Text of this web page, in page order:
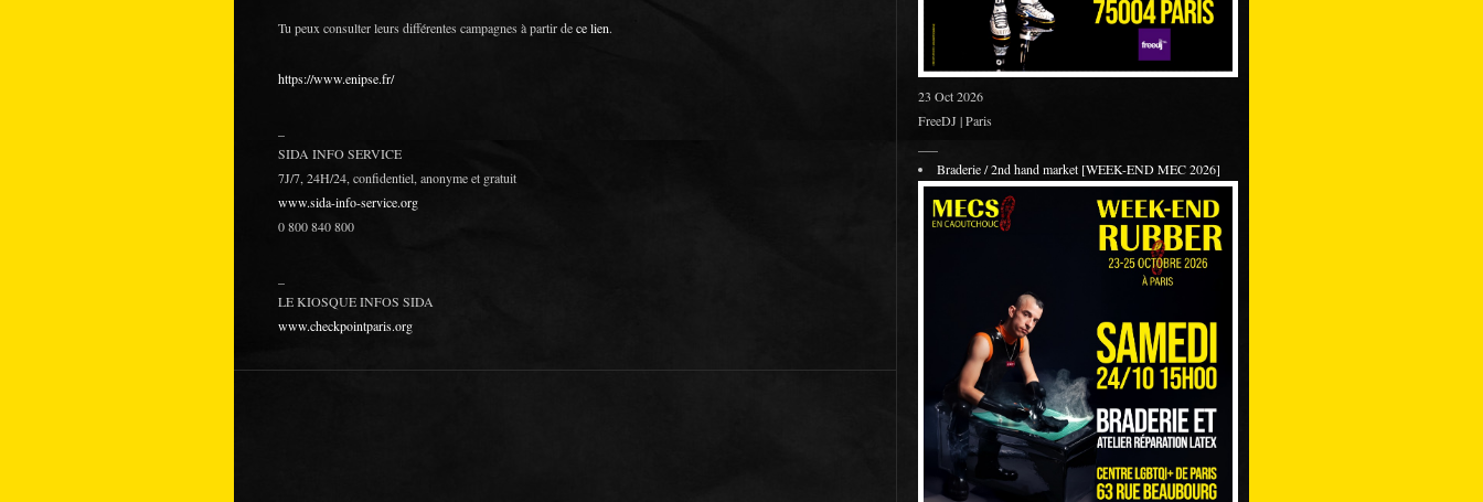
Tu peux consulter leurs différentes campagnes à partir dece lien.
https://www.enipse.fr/
SIDA INFO SERVICE
7J/7, 24H/24, confidentiel, anonyme et gratuit
www.sida-info-service.org
0 800 840 800
LE KIOSQUE INFOS SIDA
www.checkpointparis.org
23 Oct 2026
FreeDJ | Paris
Braderie / 2nd hand market [WEEK-END MEC 2026]